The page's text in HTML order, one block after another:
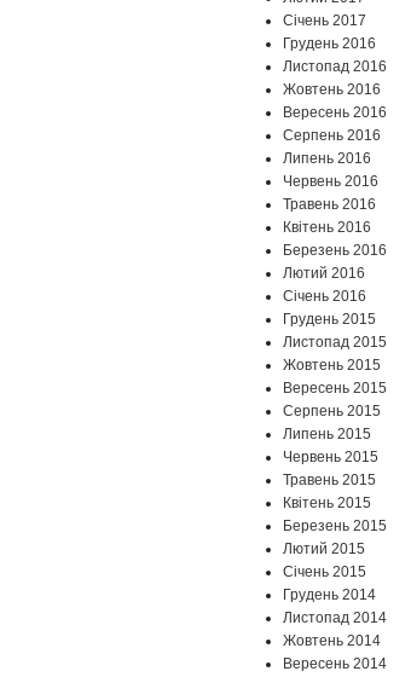
Січень 2017
Грудень 2016
Листопад 2016
Жовтень 2016
Вересень 2016
Серпень 2016
Липень 2016
Червень 2016
Травень 2016
Квітень 2016
Березень 2016
Лютий 2016
Січень 2016
Грудень 2015
Листопад 2015
Жовтень 2015
Вересень 2015
Серпень 2015
Липень 2015
Червень 2015
Травень 2015
Квітень 2015
Березень 2015
Лютий 2015
Січень 2015
Грудень 2014
Листопад 2014
Жовтень 2014
Вересень 2014